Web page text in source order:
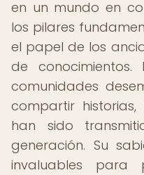
en un mundo en
los pilares
el papel de los
de
comunidades
compartir
han sido
generación. Su
invaluables para